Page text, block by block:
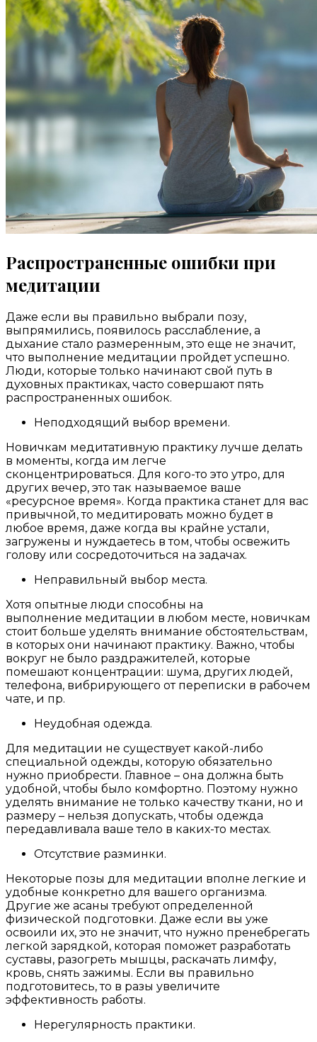
Распространенные ошибки при
медитации
Даже если вы правильно выбрали позу,
выпрямились, появилось расслабление, а
дыхание стало размеренным, это еще не значит,
что выполнение медитации пройдет успешно.
Люди, которые только начинают свой путь в
духовных практиках, часто совершают пять
распространенных ошибок.
Неподходящий выбор времени.
Новичкам медитативную практику лучше делать
в моменты, когда им легче
сконцентрироваться. Для кого-то это утро, для
других вечер, это так называемое ваше
«ресурсное время». Когда практика станет для вас
привычной, то медитировать можно будет в
любое время, даже когда вы крайне устали,
загружены и нуждаетесь в том, чтобы освежить
голову или сосредоточиться на задачах.
Неправильный выбор места.
Хотя опытные люди способны на
выполнение медитации в любом месте, новичкам
стоит больше уделять внимание обстоятельствам,
в которых они начинают практику. Важно, чтобы
вокруг не было раздражителей, которые
помешают концентрации: шума, других людей,
телефона, вибрирующего от переписки в рабочем
чате, и пр.
Неудобная одежда.
Для медитации не существует какой-либо
специальной одежды, которую обязательно
нужно приобрести. Главное – она должна быть
удобной, чтобы было комфортно. Поэтому нужно
уделять внимание не только качеству ткани, но и
размеру – нельзя допускать, чтобы одежда
передавливала ваше тело в каких-то местах.
Отсутствие разминки.
Некоторые позы для медитации вполне легкие и
удобные конкретно для вашего организма.
Другие же асаны требуют определенной
физической подготовки. Даже если вы уже
освоили их, это не значит, что нужно пренебрегать
легкой зарядкой, которая поможет разработать
суставы, разогреть мышцы, раскачать лимфу,
кровь, снять зажимы. Если вы правильно
подготовитесь, то в разы увеличите
эффективность работы.
Нерегулярность практики.